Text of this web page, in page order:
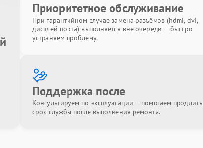
Приоритетное обслуживание
При гарантийном случае замена разъёмов (hdmi, dvi,
дисплей порта) выполняется вне очереди — быстро
устраняем проблему.
Поддержка после
Консультируем по эксплуатации — помогаем продлить
срок службы после выполнения ремонта.